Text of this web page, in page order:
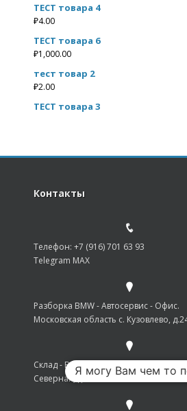
ТЕСТ товара 4
₽4.00
ТЕСТ товара 6
₽1,000.00
тест товар 2
₽2.00
ТЕСТ товара 3
Контакты
Телефон: +7 (916) 701 63 93
Telegram MAX
Разборка BMW - Автосервис - Офис.
Московская область с. Кузовлево,
Склад - Выдача. Разбор BMW. г.
Северная, д. 31
Я могу Вам чем то